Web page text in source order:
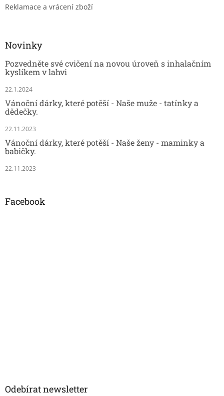
Reklamace a vrácení zboží
Novinky
Pozvedněte své cvičení na novou úroveň s inhalačním
kyslíkem v lahvi
22.1.2024
Vánoční dárky, které potěší - Naše muže - tatínky a
dědečky.
22.11.2023
Vánoční dárky, které potěší - Naše ženy - maminky a
babičky.
22.11.2023
Facebook
Odebírat newsletter